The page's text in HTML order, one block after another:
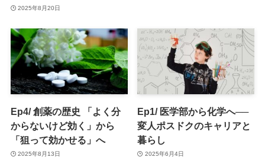
2025年8月20日
Ep4/ 創薬の歴史 「よく分
からないけど効く」から
「狙って効かせる」へ
2025年8月13日
Ep1/ 医学部から化学へ──
変人ポスドクのキャリアと
暮らし
2025年6月4日